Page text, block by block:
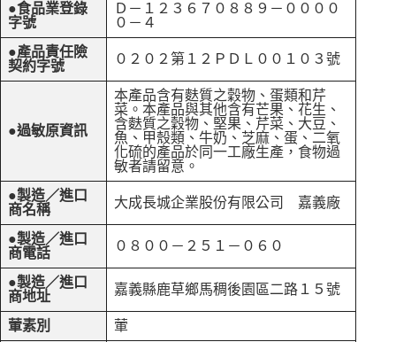
●食品業登錄
字號
Ｄ－１２３６７０８８９－００００
０－４
●產品責任險
契約字號
０２０２第１２ＰＤＬ００１０３號
●過敏原資訊
本產品含有麩質之穀物、蛋類和芹
菜。本產品與其他含有芒果、花生、
含麩質之穀物、堅果、芹菜、大豆、
魚、甲殼類、牛奶、芝麻、蛋、二氧
化硫的產品於同一工廠生產，食物過
敏者請留意。
●製造／進口
商名稱
大成長城企業股份有限公司 嘉義廠
●製造／進口
商電話
０８００－２５１－０６０
●製造／進口
商地址
嘉義縣鹿草鄉馬稠後園區二路１５號
葷素別
葷